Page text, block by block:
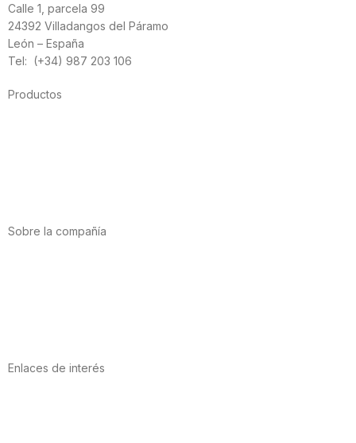
Calle 1, parcela 99
24392 Villadangos del Páramo
León – España
Tel: (+34) 987 203 106
Productos
Sobre la compañía
Enlaces de interés